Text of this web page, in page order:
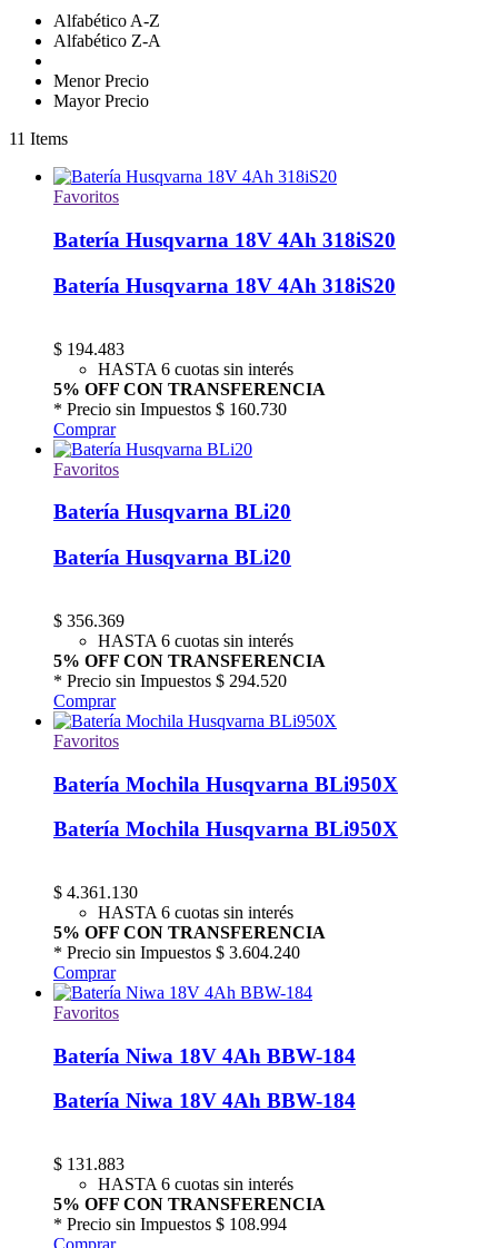
Alfabético A-Z
Alfabético Z-A
Menor Precio
Mayor Precio
11 Items
Favoritos
Batería Husqvarna 18V 4Ah 318iS20
Batería Husqvarna 18V 4Ah 318iS20
$ 194.483
HASTA 6 cuotas sin interés
5% OFF CON TRANSFERENCIA
* Precio sin Impuestos $ 160.730
Comprar
Favoritos
Batería Husqvarna BLi20
Batería Husqvarna BLi20
$ 356.369
HASTA 6 cuotas sin interés
5% OFF CON TRANSFERENCIA
* Precio sin Impuestos $ 294.520
Comprar
Favoritos
Batería Mochila Husqvarna BLi950X
Batería Mochila Husqvarna BLi950X
$ 4.361.130
HASTA 6 cuotas sin interés
5% OFF CON TRANSFERENCIA
* Precio sin Impuestos $ 3.604.240
Comprar
Favoritos
Batería Niwa 18V 4Ah BBW-184
Batería Niwa 18V 4Ah BBW-184
$ 131.883
HASTA 6 cuotas sin interés
5% OFF CON TRANSFERENCIA
* Precio sin Impuestos $ 108.994
Comprar